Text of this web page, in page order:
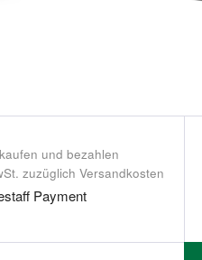
und bezahlen
zuzüglich Versandkosten